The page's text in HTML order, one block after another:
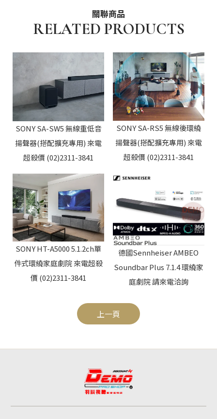
SONY SA-SW5 無線重低音
揚聲器(搭配擴充專用) 來電
超殺價 (02)2311-3841
SONY SA-RS5 無線後環繞
揚聲器(搭配擴充專用) 來電
超殺價 (02)2311-3841
SONY HT-A5000 5.1.2ch單
件式環繞家庭劇院 來電超殺
價 (02)2311-3841
德國Sennheiser AMBEO
Soundbar Plus 7.1.4 環繞家
庭劇院 請來電洽詢
上一頁